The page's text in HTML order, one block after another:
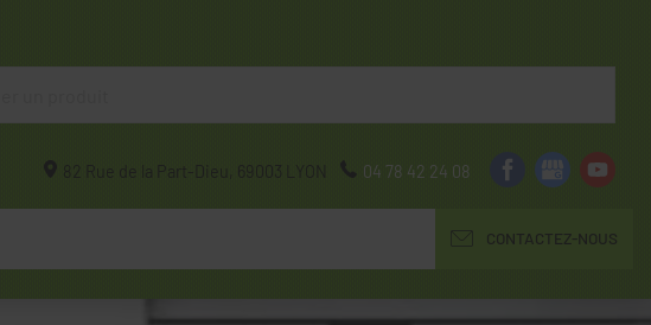
82 Rue de la Part-Dieu, 69003 LYON 04 78 42 24 08
CONTACTEZ-NOUS